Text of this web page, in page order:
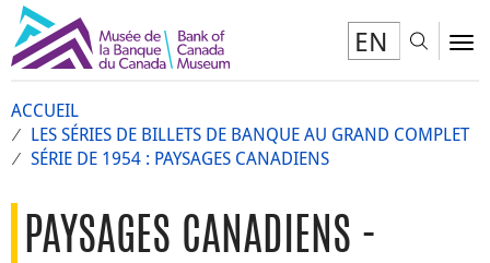
EN
ACCUEIL
LES SÉRIES DE BILLETS DE BANQUE AU GRAND COMPLET
SÉRIE DE 1954 : PAYSAGES CANADIENS
PAYSAGES CANADIENS -